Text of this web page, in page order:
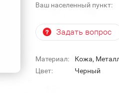
Ваш населенный пункт:
Задать вопрос
Материал:
Кожа,
Цвет:
Черный